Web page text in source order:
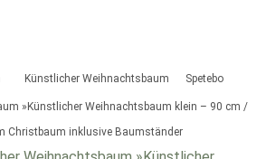
Künstlicher Weihnachtsbaum Spetebo
»Künstlicher Weihnachtsbaum klein – 90 cm /
Christbaum inklusive Baumständer